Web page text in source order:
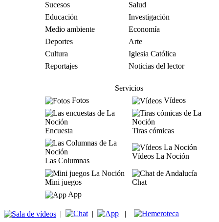
Sucesos
Salud
Educación
Investigación
Medio ambiente
Economía
Deportes
Arte
Cultura
Iglesia Católica
Reportajes
Noticias del lector
Servicios
Fotos
Vídeos
Encuesta Tiras cómicas
Las Columnas
Vídeos La Noción
Mini juegos
Chat
App
| | |